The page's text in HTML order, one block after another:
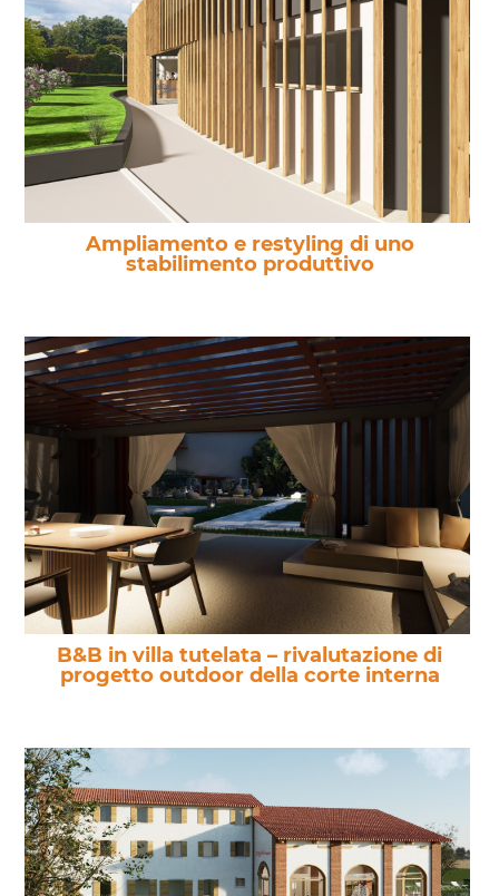
Ampliamento e restyling di uno
stabilimento produttivo
B&B in villa tutelata – rivalutazione di
progetto outdoor della corte interna